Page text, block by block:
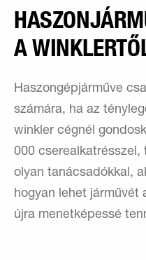
A
Haszongépjárműve
számára, ha az
winkler cégnél
000 cserealkatrésszel,
olyan tanácsadókkal,
hogyan lehet járművét
újra menetképessé